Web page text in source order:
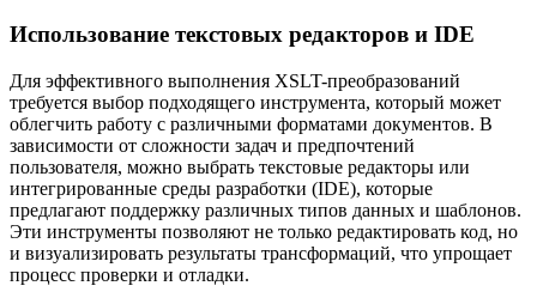
Использование текстовых редакторов и IDE
Для эффективного выполнения XSLT-преобразований
требуется выбор подходящего инструмента, который может
облегчить работу с различными форматами документов. В
зависимости от сложности задач и предпочтений
пользователя, можно выбрать текстовые редакторы или
интегрированные среды разработки (IDE), которые
предлагают поддержку различных типов данных и шаблонов.
Эти инструменты позволяют не только редактировать код, но
и визуализировать результаты трансформаций, что упрощает
процесс проверки и отладки.